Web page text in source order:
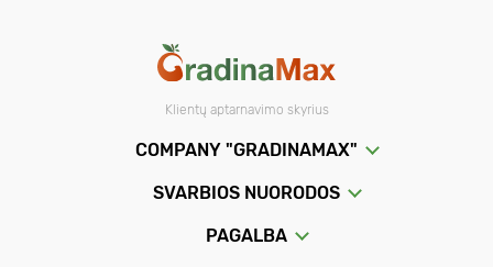
Klientų aptarnavimo skyrius
COMPANY "GRADINAMAX"
SVARBIOS NUORODOS
PAGALBA